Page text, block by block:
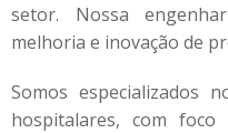
setor. Nossa
melhoria e inovação de
Somos especializados
hospitalares, com